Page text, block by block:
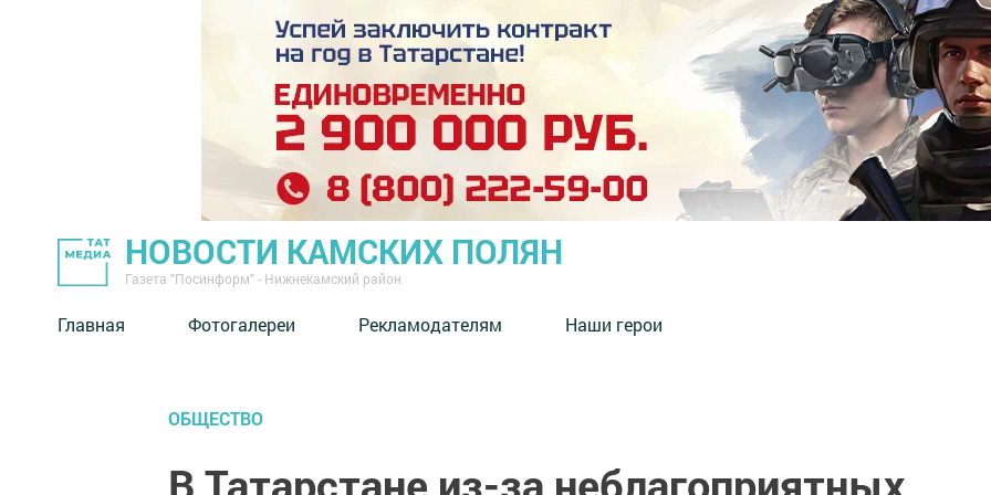
НОВОСТИ КАМСКИХ ПОЛЯН
Газета "Посинформ" - Нижнекамский район
Главная Фотогалереи Рекламодателям Наши герои
ОБЩЕСТВО
В Татарстане из-за неблагоприятных